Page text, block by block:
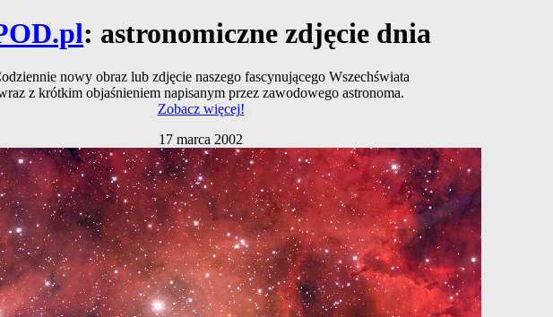
: astronomiczne zdjęcie dnia
nowy obraz lub zdjęcie naszego fascynującego Wszechświata
z krótkim objaśnieniem napisanym przez zawodowego astronoma.
Zobacz więcej!
17 marca 2002